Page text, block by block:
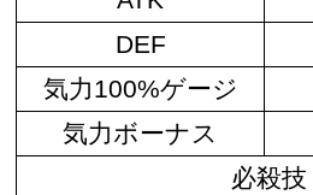
DEF
気力100%ゲージ
気力ボーナス
必殺技